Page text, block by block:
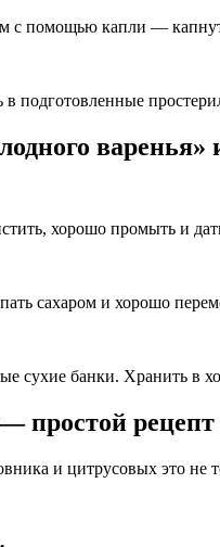
с помощью капли —
подготовленные
хорошо промыть и
сахаром и хорошо
сухие банки. Хранить в
простой
и цитрусовых это не